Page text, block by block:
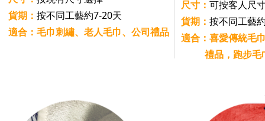
貨期： 按不同工藝約7-20天
適合：毛巾刺繡、老人毛巾、公司禮品
尺寸： 可按客人尺
貨期： 按不同工藝
適合：喜愛傳統毛
禮品，跑步毛